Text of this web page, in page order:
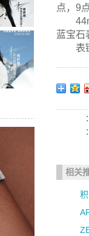
点，9
蓝宝石
表
:
:
相关